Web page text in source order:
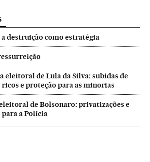
destruição como estratégia
eleitoral de Lula da Silva: subidas de
e proteção para as minorias
de Bolsonaro: privatizações e
a Polícia